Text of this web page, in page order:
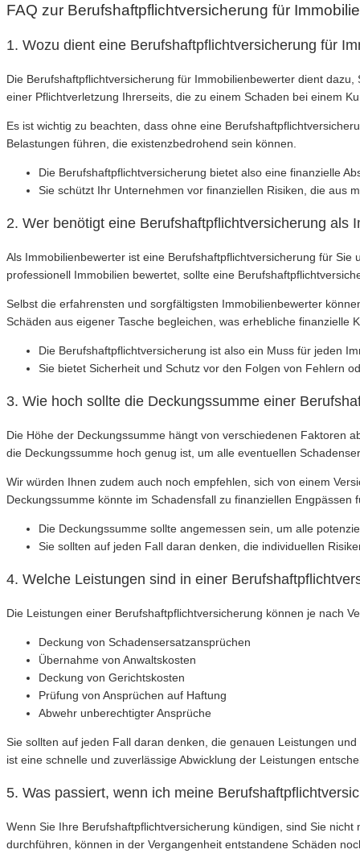
FAQ zur Berufshaftpflichtversicherung für
1. Wozu dient eine Berufshaftpflichtversicherung für
Die Berufshaftpflichtversicherung für Immobilienbewerter dient
einer Pflichtverletzung Ihrerseits, die zu einem Schaden bei einem
Es ist wichtig zu beachten, dass ohne eine
Belastungen führen, die existenzbedrohend sein können.
Die Berufshaftpflichtversicherung bietet also eine finanzielle
Sie schützt Ihr Unternehmen vor finanziellen Risiken, die aus
2. Wer benötigt eine Berufshaftpflichtversicherung als
Als Immobilienbewerter ist eine Berufshaftpflichtversicherung für
professionell Immobilien bewertet, sollte eine
Selbst die erfahrensten und sorgfältigsten Immobilienbewerter
Schäden aus eigener Tasche begleichen, was erhebliche finanzielle
Die Berufshaftpflichtversicherung ist also ein Muss für jeden
Sie bietet Sicherheit und Schutz vor den Folgen von Fehlern
3. Wie hoch sollte die Deckungssumme einer
Die Höhe der Deckungssumme hängt von verschiedenen Faktoren
die Deckungssumme hoch genug ist, um alle eventuellen
Wir würden Ihnen zudem auch noch empfehlen, sich von einem
Deckungssumme könnte im Schadensfall zu finanziellen
Die Deckungssumme sollte angemessen sein, um alle
Sie sollten auf jeden Fall daran denken, die individuellen
4. Welche Leistungen sind in einer
Die Leistungen einer Berufshaftpflichtversicherung können je nach
Deckung von Schadensersatzansprüchen
Übernahme von Anwaltskosten
Deckung von Gerichtskosten
Prüfung von Ansprüchen auf Haftung
Abwehr unberechtigter Ansprüche
Sie sollten auf jeden Fall daran denken, die genauen Leistungen
ist eine schnelle und zuverlässige Abwicklung der Leistungen
5. Was passiert, wenn ich meine
Wenn Sie Ihre Berufshaftpflichtversicherung kündigen, sind Sie
durchführen, können in der Vergangenheit entstandene Schäden